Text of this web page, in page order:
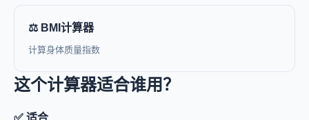
⚖️ BMI计算器
计算身体质量指数
这个计算器适合谁用？
✅ 适合